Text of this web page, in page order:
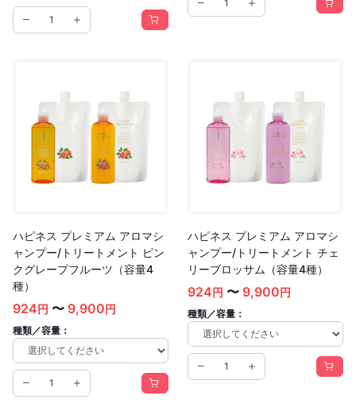
ハピネス プレミアム アロマシ
ャンプー/トリートメント ピン
クグレープフルーツ（容量4
種）
924円 〜 9,900円
種類／容量：
ハピネス プレミアム アロマシ
ャンプー/トリートメント チェ
リーブロッサム（容量4種）
924円 〜 9,900円
種類／容量：